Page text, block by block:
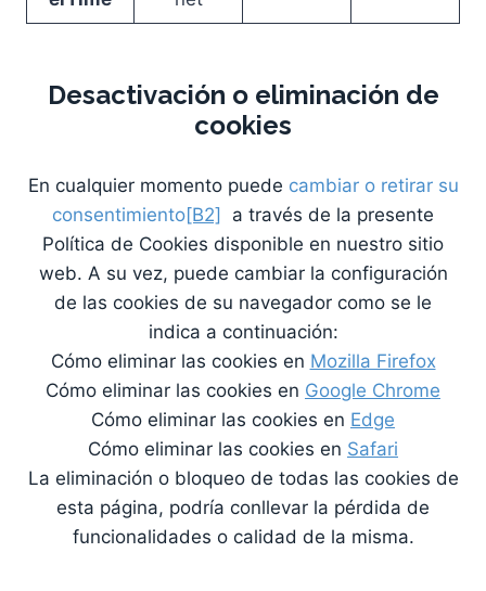
Desactivación o eliminación de
cookies
En cualquier momento puede cambiar o retirar su
consentimiento[B2]
a través de la presente
Política de Cookies disponible en nuestro sitio
web. A su vez, puede cambiar la configuración
de las cookies de su navegador como se le
indica a continuación:
Cómo eliminar las cookies en Mozilla Firefox
Cómo eliminar las cookies en Google Chrome
Cómo eliminar las cookies en Edge
Cómo eliminar las cookies en Safari
La eliminación o bloqueo de todas las cookies de
esta página, podría conllevar la pérdida de
funcionalidades o calidad de la misma.